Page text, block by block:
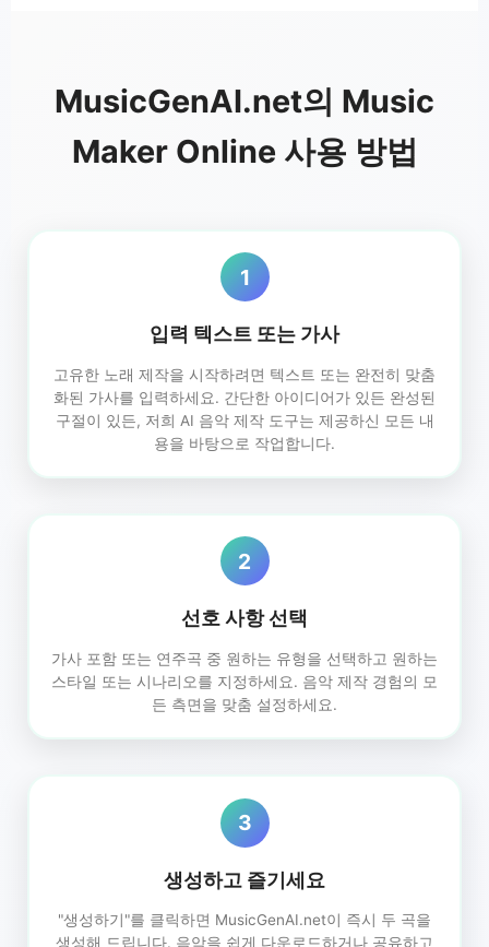
MusicGenAI.net의 Music
Maker Online 사용 방법
1
입력 텍스트 또는 가사
고유한 노래 제작을 시작하려면 텍스트 또는 완전히 맞춤
화된 가사를 입력하세요. 간단한 아이디어가 있든 완성된
구절이 있든, 저희 AI 음악 제작 도구는 제공하신 모든 내
용을 바탕으로 작업합니다.
2
선호 사항 선택
가사 포함 또는 연주곡 중 원하는 유형을 선택하고 원하는
스타일 또는 시나리오를 지정하세요. 음악 제작 경험의 모
든 측면을 맞춤 설정하세요.
3
생성하고 즐기세요
"생성하기"를 클릭하면 MusicGenAI.net이 즉시 두 곡을
생성해 드립니다. 음악을 쉽게 다운로드하거나 공유하고